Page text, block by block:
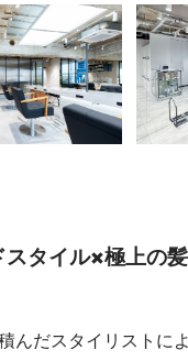
タイル×極上の
んだスタイリストに